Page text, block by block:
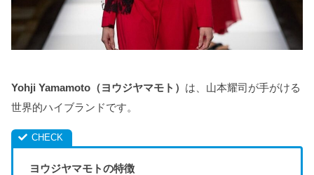
Yohji Yamamoto（ヨウジヤマモト） は、山本耀司が手がける
世界的ハイブランドです。
ヨウジヤマモトの特徴